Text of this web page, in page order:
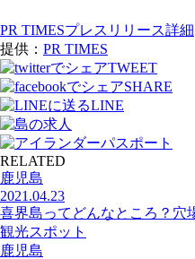
PR TIMESプレスリリース詳細
提供： PR TIMES
TWEET
SHARE
LINE
RELATED
鹿児島
2021.04.23
喜界島ってどんなところ？穴
観光スポット
鹿児島